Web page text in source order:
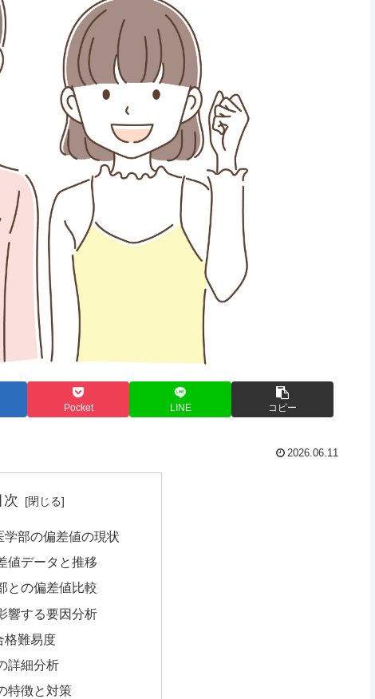
Pocket LINE コピー
2026.06.11
次
学部の偏差値の現状
値データと推移
との偏差値比較
響する要因分析
格難易度
詳細分析
特徴と対策